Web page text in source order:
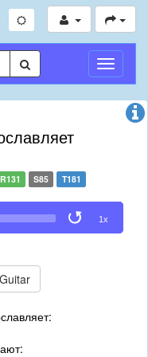
Toggle
R131 S85 T181
1x
Guitar